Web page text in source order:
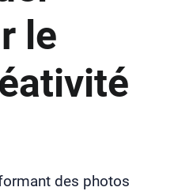
le
des photos